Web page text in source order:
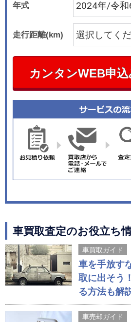
年式
走行距離(km)
カンタンWEB申
車買取査定のお役立ち
車買取ガイド
車を手放す
取に出そう
る方法も解
車売却ガイド